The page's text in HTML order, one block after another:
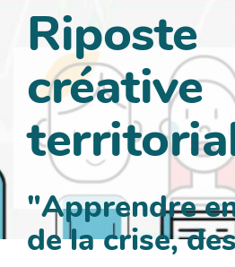
Riposte
créative
"Apprendre
de la crise,